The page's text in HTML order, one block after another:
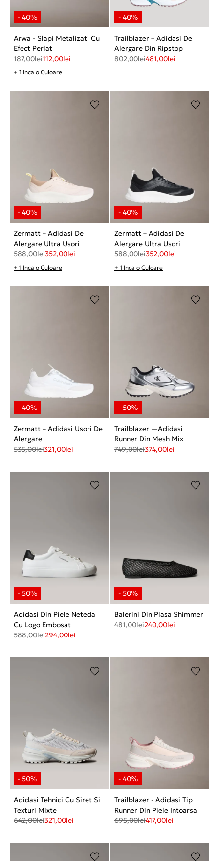
Arwa - Slapi Metalizati Cu
Efect Perlat
187,00lei112,00lei
+ 1 Inca o Culoare
Trailblazer – Adidasi De
Alergare Din Ripstop
802,00lei481,00lei
Zermatt – Adidasi De
Alergare Ultra Usori
588,00lei352,00lei
+ 1 Inca o Culoare
Zermatt – Adidasi De
Alergare Ultra Usori
588,00lei352,00lei
+ 1 Inca o Culoare
Zermatt – Adidasi Usori De
Alergare
535,00lei321,00lei
Trailblazer —Adidasi
Runner Din Mesh Mix
749,00lei374,00lei
Adidasi Din Piele Neteda
Cu Logo Embosat
588,00lei294,00lei
Balerini Din Plasa Shimmer
481,00lei240,00lei
Adidasi Tehnici Cu Siret Si
Texturi Mixte
642,00lei321,00lei
Trailblazer - Adidasi Tip
Runner Din Piele Intoarsa
695,00lei417,00lei